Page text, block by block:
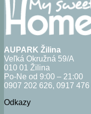
AUPARK Žilina
Veľká Okružná 59/A
010 01 Žilina
Po-Ne od 9:00 – 21:00
0907 202 626, 0917 476
Odkazy